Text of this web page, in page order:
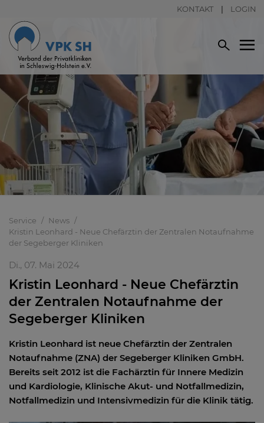
KONTAKT LOGIN
Service
News
Kristin Leonhard - Neue Chefärztin der Zentralen Notaufnahme
der Segeberger Kliniken
Di., 07. Mai 2024
Kristin Leonhard - Neue Chefärztin
der Zentralen Notaufnahme der
Segeberger Kliniken
Kristin Leonhard ist neue Chefärztin der Zentralen
Notaufnahme (ZNA) der Segeberger Kliniken GmbH.
Bereits seit 2012 ist die Fachärztin für Innere Medizin
und Kardiologie, Klinische Akut- und Notfallmedizin,
Notfallmedizin und Intensivmedizin für die Klinik tätig.